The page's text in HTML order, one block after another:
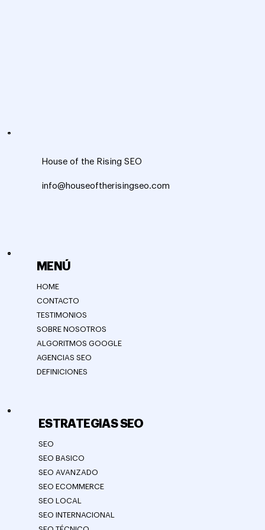
MENÚ
HOME
CONTACTO
TESTIMONIOS
SOBRE NOSOTROS
ALGORITMOS GOOGLE
AGENCIAS SEO
DEFINICIONES
ESTRATEGIAS SEO
SEO
SEO BASICO
SEO AVANZADO
SEO ECOMMERCE
SEO LOCAL
SEO INTERNACIONAL
House of the Rising SEO
info@houseoftherisingseo.com